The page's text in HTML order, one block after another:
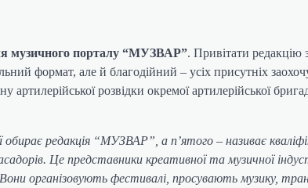
музичного порталу “МУЗВАР”. Привітати редакцію
формат, але й благодійний – усіх присутніх
артилерійської розвідки окремої артилерійської
редакція “МУЗВАР”, а п’ятого – називає
Це представники креативної та музичної
організовують фестивалі, просувають музику,